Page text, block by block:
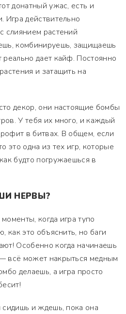
донатный ужас, есть и
Игра действительно
слиянием растений
комбинируешь, защищаешь
дает кайф. Постоянно
и затащить на
декор, они настоящие бомбы
У тебя их много, и каждый
в битвах. В общем, если
это одна из тех игр, которые
будто погружаешься в
НЕРВЫ?
когда игра тупо
как это объяснить, но баги
Особенно когда начинаешь
всё может накрыться медным
делаешь, а игра просто
и ждешь, пока она